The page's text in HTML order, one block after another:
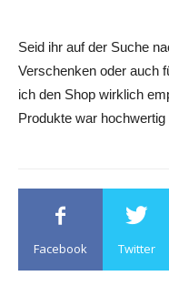
Seid ihr auf der Suche
Verschenken oder auch
ich den Shop wirklich
Produkte war
Facebook Twitter